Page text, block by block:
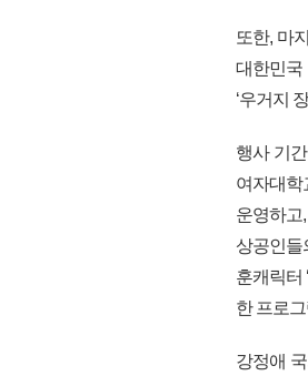
또한, 마
대한민국
‘우거지
행사 기
여자대
운영하고
상공인들
훈캐릭터
한 프로
강정애